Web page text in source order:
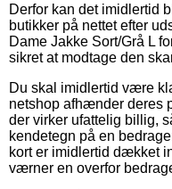
Derfor kan det imidlertid
butikker på nettet efter
Dame Jakke Sort/Grå L
sikret at modtage den
Du skal imidlertid være
netshop afhænder deres
der virker ufattelig billig,
kendetegn på en
kort er imidlertid dækket
værner en overfor